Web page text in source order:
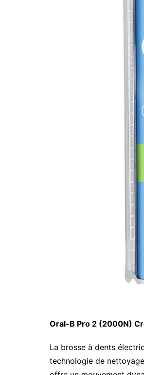
Oral-B Pro 2 (2000N)
La brosse à dents
technologie de